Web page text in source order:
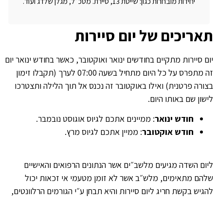
תאריכים של יום סיירות
יום סיירות מתקיים בחודשים ינואר ואוקטובר, כאשר בחודש ינואר יום
זה מתפרס על כל היום מתחיל בשעה 07:00 לערך (תקבלו זימון
בצורה פרטנית) ואילו באוקטובר זה נכנס אל תוך הלילה ותצטרכו
לישון שם באותו היום.
חודש ינואר: ממיינים אתכם לגיוס אוגוסט נובמבר.
חודש אוקטובר: ממיין אתכם לגיוס מרץ.
ליום השדה מגיעים מלשב״ים אשר הנתונים הרפואים והאישיים
שלהם מתאימים, מלש״ב אשר לא זומן מטעמי אי זכאות יכול
להגיש בקשת חריג ליום סיירות והיא תבחן ע״י הגורמים הרלוונטים,